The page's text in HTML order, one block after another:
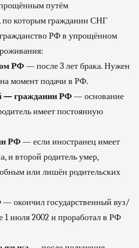
путём
по которым гражданин СНГ
РФ в упрощённом
РФ— после 3 лет брака. Нужен
момент подачи в РФ.
— гражданин РФ— основание
имеет постоянную
РФ— если иностранец имеет
и второй родитель умер,
или лишён родительских
— окончил государственный вуз/
1 июля 2002 и проработал в РФ